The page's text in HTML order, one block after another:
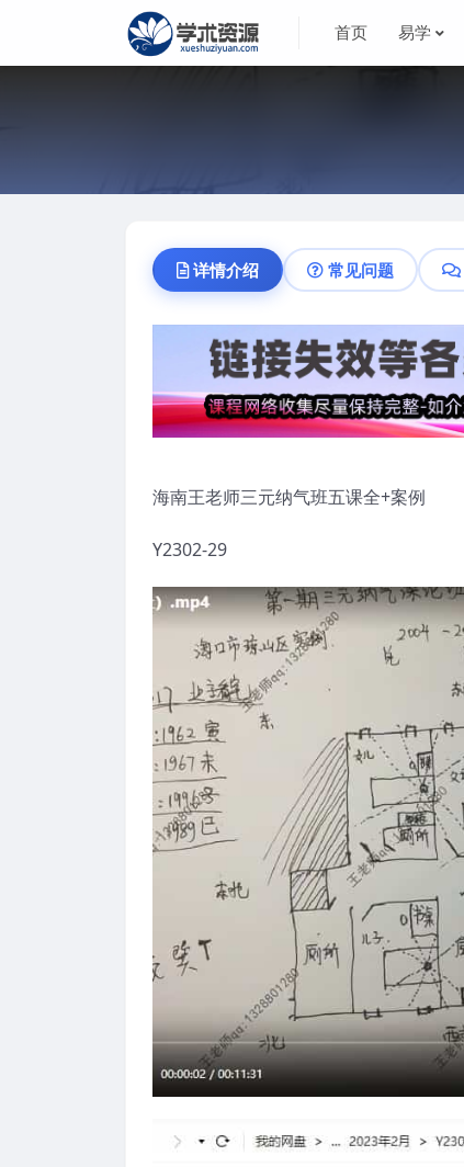
首页 易学
详情介绍 常见问题
海南王老师三元纳气班五课全+案例
Y2302-29